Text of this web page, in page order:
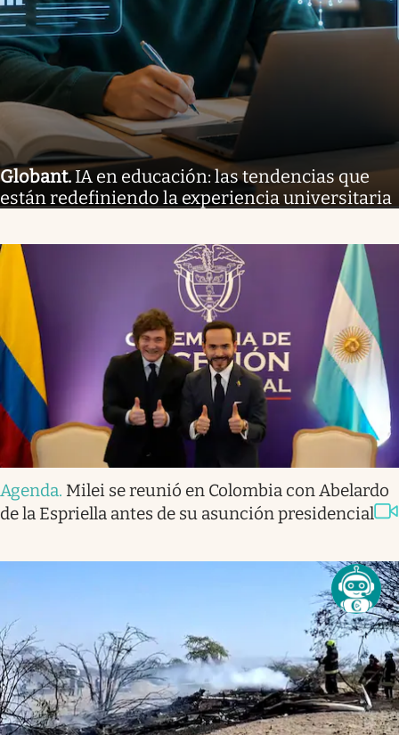
Globant.IA en educación: las tendencias que
están redefiniendo la experiencia universitaria
Agenda. Milei se reunió en Colombia con Abelardo
de la Espriella antes de su asunción presidencial